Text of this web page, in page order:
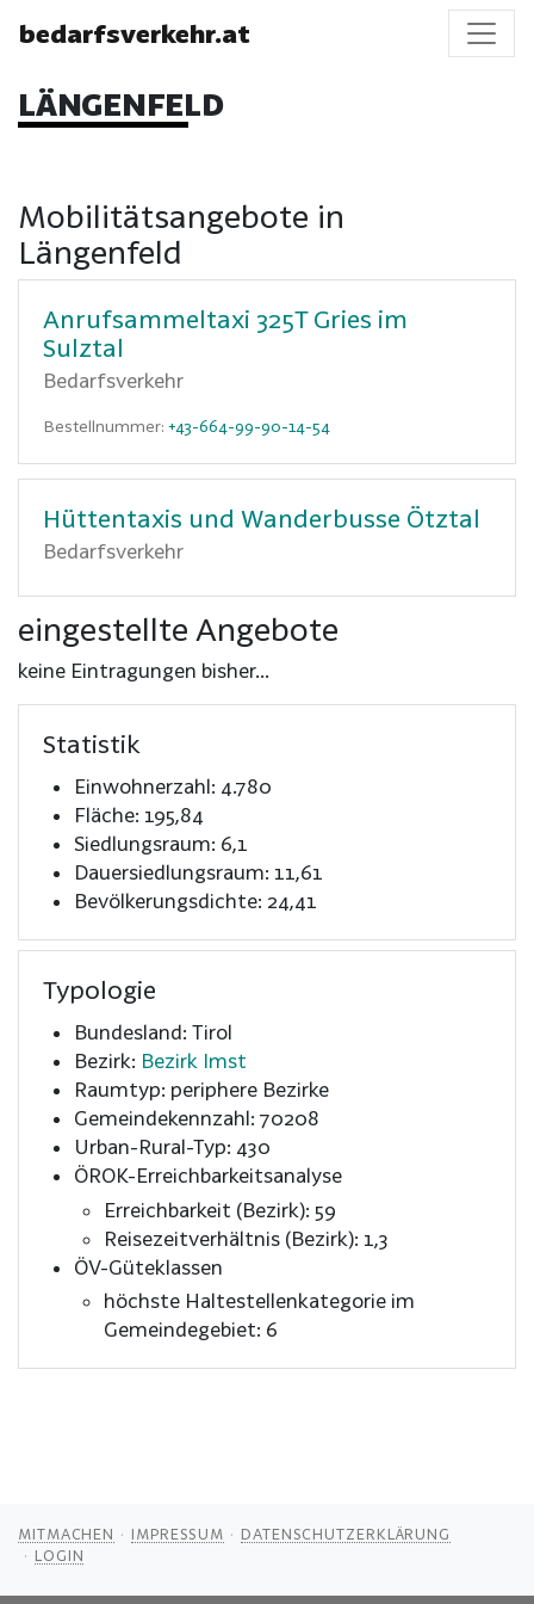
bedarfsverkehr.at
LÄNGENFELD
Mobilitätsangebote in
Längenfeld
Anrufsammeltaxi 325T Gries im
Sulztal
Bedarfsverkehr
Bestellnummer: +43-664-99-90-14-54
Hüttentaxis und Wanderbusse Ötztal
Bedarfsverkehr
eingestellte Angebote
keine Eintragungen bisher...
Statistik
Einwohnerzahl: 4.780
Fläche: 195,84
Siedlungsraum: 6,1
Dauersiedlungsraum: 11,61
Bevölkerungsdichte: 24,41
Typologie
Bundesland: Tirol
Bezirk: Bezirk Imst
Raumtyp: periphere Bezirke
Gemeindekennzahl: 70208
Urban-Rural-Typ: 430
ÖROK-Erreichbarkeitsanalyse
Erreichbarkeit (Bezirk): 59
Reisezeitverhältnis (Bezirk): 1,3
ÖV-Güteklassen
höchste Haltestellenkategorie im
Gemeindegebiet: 6
MITMACHEN IMPRESSUM
DATENSCHUTZERKLÄRUNG
LOGIN